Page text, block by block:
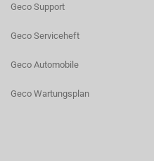
Geco Support
Geco Serviceheft
Geco Automobile
Geco Wartungsplan